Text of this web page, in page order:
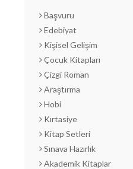
Başvuru
Edebiyat
Kişisel Gelişim
Çocuk Kitapları
Çizgi Roman
Araştırma
Hobi
Kırtasiye
Kitap Setleri
Sınava Hazırlık
Akademik Kitaplar